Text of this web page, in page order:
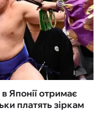
Японії отримає
платять зіркам